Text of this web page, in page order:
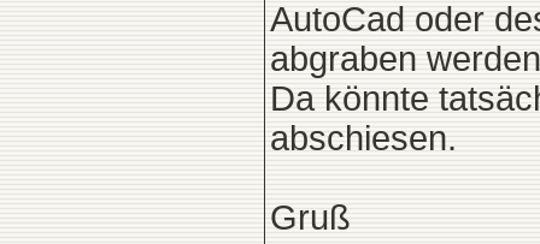
AutoCad oder
abgraben
Da könnte
abschiesen.
Gruß